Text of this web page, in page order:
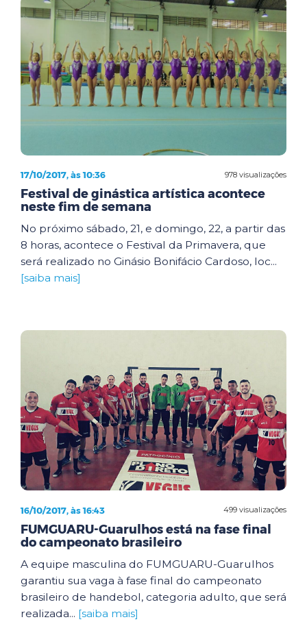
978 visualizações
17/10/2017, às 10:36
Festival de ginástica artística acontece
neste fim de semana
No próximo sábado, 21, e domingo, 22, a partir das
8 horas, acontece o Festival da Primavera, que
será realizado no Ginásio Bonifácio Cardoso, loc...
[saiba mais]
499 visualizações
16/10/2017, às 16:43
FUMGUARU-Guarulhos está na fase final
do campeonato brasileiro
A equipe masculina do FUMGUARU-Guarulhos
garantiu sua vaga à fase final do campeonato
brasileiro de handebol, categoria adulto, que será
realizada... [saiba mais]